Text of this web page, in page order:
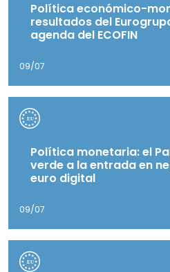
Política económico-
resultados del
agenda del ECOFIN
09/07
Política monetaria: el
verde a la entrada en
euro digital
09/07